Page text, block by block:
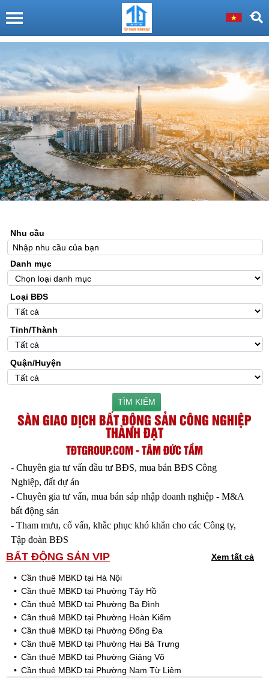
Nhu cầu
Danh mục
Loại BĐS
Tỉnh/Thành
Quận/Huyện
TÌM KIẾM
SÀN GIAO DỊCH BẤT ĐỘNG SẢN CÔNG NGHIỆP
THÀNH ĐẠT
TĐTGROUP.COM - TÂM ĐỨC TẦM
- Chuyên gia tư vấn đầu tư BĐS, mua bán BĐS Công
Nghiệp, đất dự án
- Chuyên gia tư vấn, mua bán sáp nhập doanh nghiệp - M&A
bất động sản
- Tham mưu, cố vấn, khắc phục khó khắn cho các Công ty,
Tập đoàn BĐS
BẤT ĐỘNG SẢN VIP Xem tất cả
Cần thuê MBKD tại Hà Nội
Cần thuê MBKD tại Phường Tây Hồ
Cần thuê MBKD tại Phường Ba Đình
Cần thuê MBKD tại Phường Hoàn Kiếm
Cần thuê MBKD tại Phường Đống Đa
Cần thuê MBKD tại Phường Hai Bà Trưng
Cần thuê MBKD tại Phường Giảng Võ
Cần thuê MBKD tại Phường Nam Từ Liêm